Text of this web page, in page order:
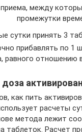
приема, между
промежутки
сутки принять 3
прибавлять по 1
равного отношению
как пить
расчеты
метода лежит
таблеток. Расчет